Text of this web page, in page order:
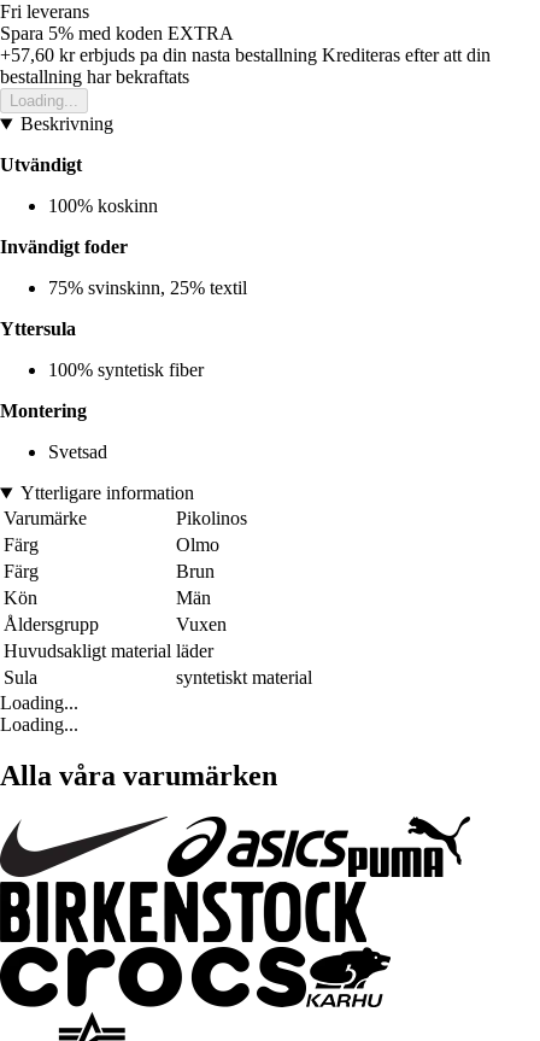
Fri leverans
Spara 5% med koden EXTRA
+57,60 krerbjuds pa din nasta bestallning Krediteras efter att din
bestallning har bekraftats
Loading...
Beskrivning
Utvändigt
100% koskinn
Invändigt foder
75% svinskinn, 25% textil
Yttersula
100% syntetisk fiber
Montering
Svetsad
Ytterligare information
Varumärke
Pikolinos
Färg
Olmo
Färg
Brun
Kön
Män
Åldersgrupp
Vuxen
Huvudsakligt material läder
Sula
syntetiskt material
Loading...
Loading...
Alla våra varumärken